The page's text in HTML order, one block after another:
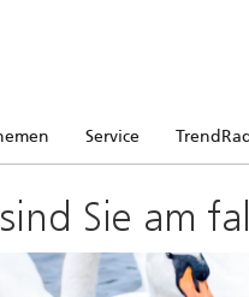
Service
Sie am